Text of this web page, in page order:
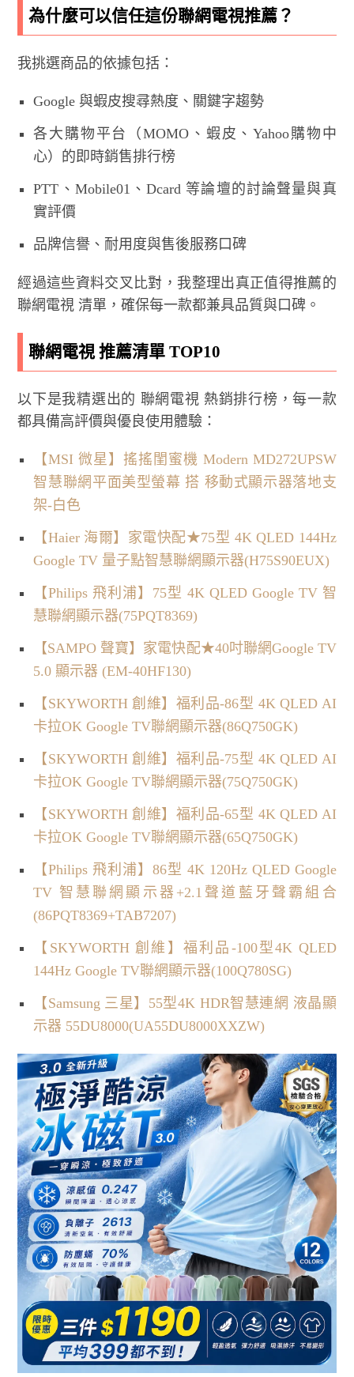
為什麼可以信任這份聯網電視推薦？
我挑選商品的依據包括：
Google 與蝦皮搜尋熱度、關鍵字趨勢
各大購物平台（MOMO、蝦皮、Yahoo購物中
心）的即時銷售排行榜
PTT、Mobile01、Dcard 等論壇的討論聲量與真
實評價
品牌信譽、耐用度與售後服務口碑
經過這些資料交叉比對，我整理出真正值得推薦的
聯網電視 清單，確保每一款都兼具品質與口碑。
聯網電視 推薦清單 TOP10
以下是我精選出的 聯網電視 熱銷排行榜，每一款
都具備高評價與優良使用體驗：
【MSI 微星】搖搖閨蜜機 Modern MD272UPSW
智慧聯網平面美型螢幕 搭 移動式顯示器落地支
架-白色
【Haier 海爾】家電快配★75型 4K QLED 144Hz
Google TV 量子點智慧聯網顯示器(H75S90EUX)
【Philips 飛利浦】75型 4K QLED Google TV 智
慧聯網顯示器(75PQT8369)
【SAMPO 聲寶】家電快配★40吋聯網Google TV
5.0 顯示器 (EM-40HF130)
【SKYWORTH 創維】福利品-86型 4K QLED AI
卡拉OK Google TV聯網顯示器(86Q750GK)
【SKYWORTH 創維】福利品-75型 4K QLED AI
卡拉OK Google TV聯網顯示器(75Q750GK)
【SKYWORTH 創維】福利品-65型 4K QLED AI
卡拉OK Google TV聯網顯示器(65Q750GK)
【Philips 飛利浦】86型 4K 120Hz QLED Google
TV 智慧聯網顯示器+2.1聲道藍牙聲霸組合
(86PQT8369+TAB7207)
【SKYWORTH 創維】福利品-100型4K QLED
144Hz Google TV聯網顯示器(100Q780SG)
【Samsung 三星】55型4K HDR智慧連網 液晶顯
示器 55DU8000(UA55DU8000XXZW)